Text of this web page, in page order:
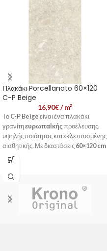
Πλακάκι Porcellanato 60×120
C-P Beige
16,90€/ m²
Το C-P Beige είναι ένα πλακάκι
γρανίτηευρωπαϊκής προέλευσης,
υψηλής ποιότητας και εκλεπτυσμένης
αισθητικής. Με διαστάσεις 60×120 cm
και λευκό-μπεζ χρώμα, προσδίδει
στυλ και κομψότητα σε κάθε χώρο,
εσωτερικό ή εξωτερικό.